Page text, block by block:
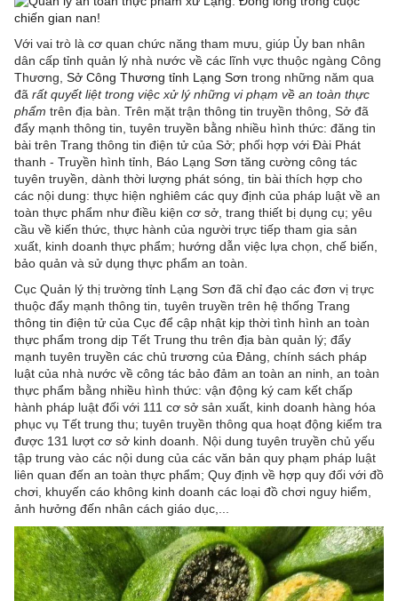
Với vai trò là cơ quan chức năng tham mưu, giúp Ủy ban nhân
dân cấp tỉnh quản lý nhà nước về các lĩnh vực thuộc ngàng Công
Thương, Sở Công Thương tỉnh Lạng Sơn trong những năm qua
đã rất quyết liệt trong việc xử lý những vi phạm về an toàn thực
phẩm trên địa bàn. Trên mặt trận thông tin truyền thông, Sở đã
đẩy mạnh thông tin, tuyên truyền bằng nhiều hình thức: đăng tin
bài trên Trang thông tin điện tử của Sở; phối hợp với Đài Phát
thanh - Truyền hình tỉnh, Báo Lạng Sơn tăng cường công tác
tuyên truyền, dành thời lượng phát sóng, tin bài thích hợp cho
các nội dung: thực hiện nghiêm các quy định của pháp luật về an
toàn thực phẩm như điều kiện cơ sở, trang thiết bị dụng cụ; yêu
cầu về kiến thức, thực hành của người trực tiếp tham gia sản
xuất, kinh doanh thực phẩm; hướng dẫn việc lựa chọn, chế biến,
bảo quản và sử dụng thực phẩm an toàn.
Cục Quản lý thị trường tỉnh Lạng Sơn đã chỉ đạo các đơn vị trực
thuộc đẩy mạnh thông tin, tuyên truyền trên hệ thống Trang
thông tin điện tử của Cục để cập nhật kịp thời tình hình an toàn
thực phẩm trong dịp Tết Trung thu trên địa bàn quản lý; đẩy
mạnh tuyên truyền các chủ trương của Đảng, chính sách pháp
luật của nhà nước về công tác bảo đảm an toàn an ninh, an toàn
thực phẩm bằng nhiều hình thức: vận động ký cam kết chấp
hành pháp luật đối với 111 cơ sở sản xuất, kinh doanh hàng hóa
phục vụ Tết trung thu; tuyên truyền thông qua hoạt động kiểm tra
được 131 lượt cơ sở kinh doanh. Nội dung tuyên truyền chủ yếu
tập trung vào các nội dung của các văn bản quy phạm pháp luật
liên quan đến an toàn thực phẩm; Quy định về hợp quy đối với đồ
chơi, khuyến cáo không kinh doanh các loại đồ chơi nguy hiểm,
ảnh hưởng đến nhân cách giáo dục,...